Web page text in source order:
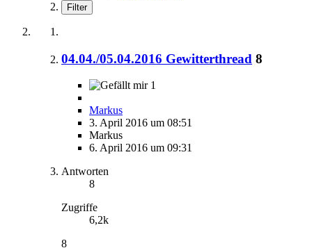
Filter
04.04./05.04.2016 Gewitterthread 8
1
Markus
3. April 2016 um 08:51
Markus
6. April 2016 um 09:31
Antworten
8
Zugriffe
6,2k
8